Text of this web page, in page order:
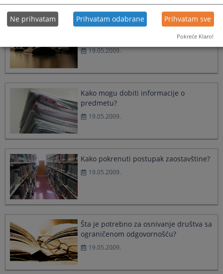
Kako podnijeti zahtjev za pristup
19.05.2009.
Kako mogu dobiti informacije o
predmetu?
19.05.2009.
Kako pokrenuti postupak zaostavštine?
19.05.2009.
Šta je potrebno za osnivanje društva sa
ograničenom odgovornošću?
19.05.2009.
Ne prihvatam Prihvatam odabrane Prihvatam sve
Pokreće Klaro!